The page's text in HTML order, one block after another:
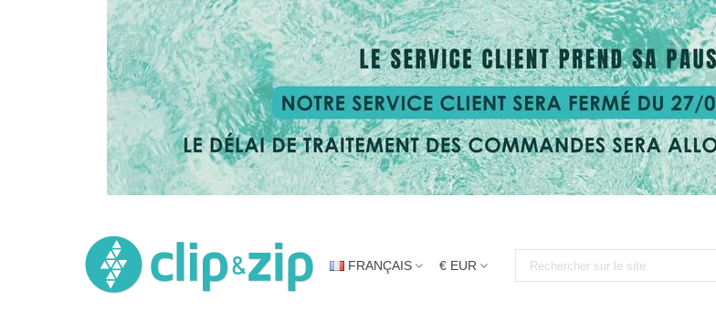
FRANÇAIS € EUR